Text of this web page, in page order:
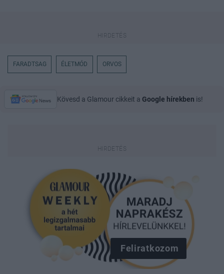
FARADTSAG ÉLETMÓD ORVOS
Kövesd a Glamour cikkeit a Google hírekben is!
Feliratkozom